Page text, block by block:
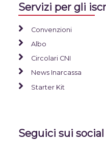
Servizi per gli
Convenzioni
Albo
Circolari CNI
News Inarcassa
Starter Kit
Seguici sui social